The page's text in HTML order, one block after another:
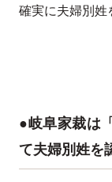
確実に夫婦別姓
●岐阜家裁は
て夫婦別姓を